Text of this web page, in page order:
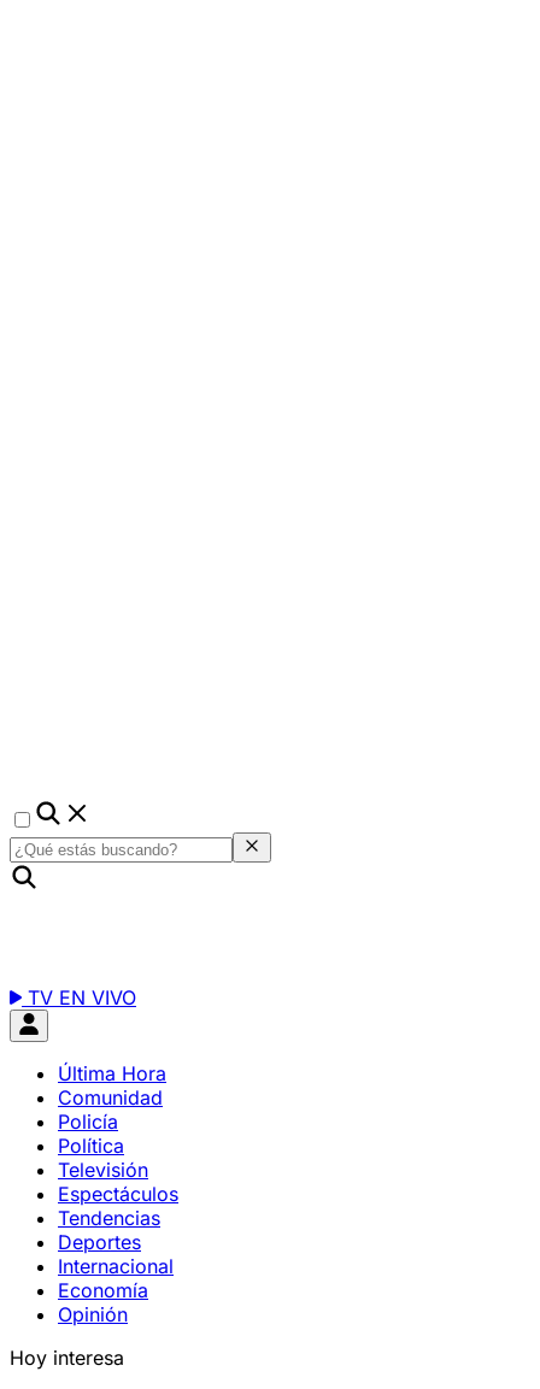
TV EN VIVO
Última Hora
Comunidad
Policía
Política
Televisión
Espectáculos
Tendencias
Deportes
Internacional
Economía
Opinión
Hoy interesa